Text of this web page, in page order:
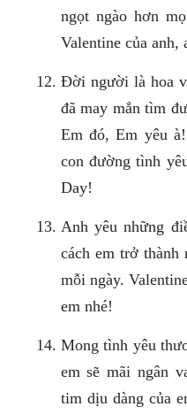
ngọt ngào hơn
Valentine của anh,
Đời người là hoa
đã may mắn tìm
Em đó, Em yêu
con đường tình
Day!
Anh yêu những
cách em trở thành
mỗi ngày.
em nhé!
Mong tình yêu
em sẽ mãi ngân
tim dịu dàng của